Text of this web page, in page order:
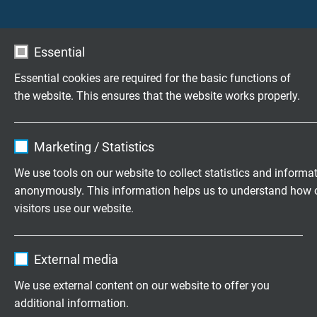
Essential
Essential cookies are required for the basic functions of
the website. This ensures that the website works properly.
Expire 1 year
Purpose
Marketing / Statistics
We use tools on our website to collect statistics and
anonymously. This information helps us to understand how
visitors use our website.
Expire 2 years
External media
We use external content on our website to offer you
additional information.
Harness ZPFW2 ve ZPFW8´e göre kablo ve harnesli kablo
grubu üretimine olumlu cevap verebiliyor, ayrıca servis